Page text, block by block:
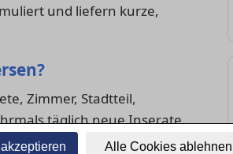
Alle Cookies ablehnen
und liefern kurze,
Zimmer, Stadtteil,
täglich neue Inserate
konsequent vergleichen.